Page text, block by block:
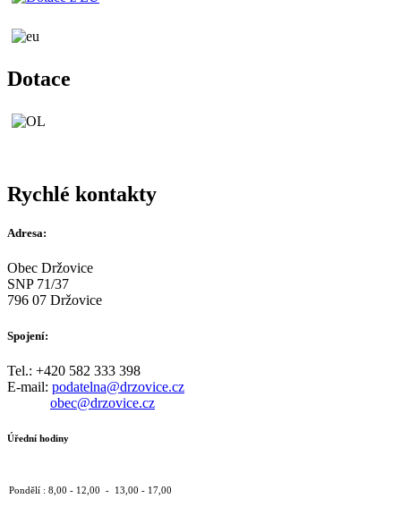
Dotace
Rychlé kontakty
Adresa:
Obec Držovice
SNP 71/37
796 07 Držovice
Spojení:
Tel.: +420 582 333 398
E-mail: podatelna@drzovice.cz
obec@drzovice.cz
Úřední hodiny
Pondělí : 8,00 - 12,00 - 13,00 - 17,00